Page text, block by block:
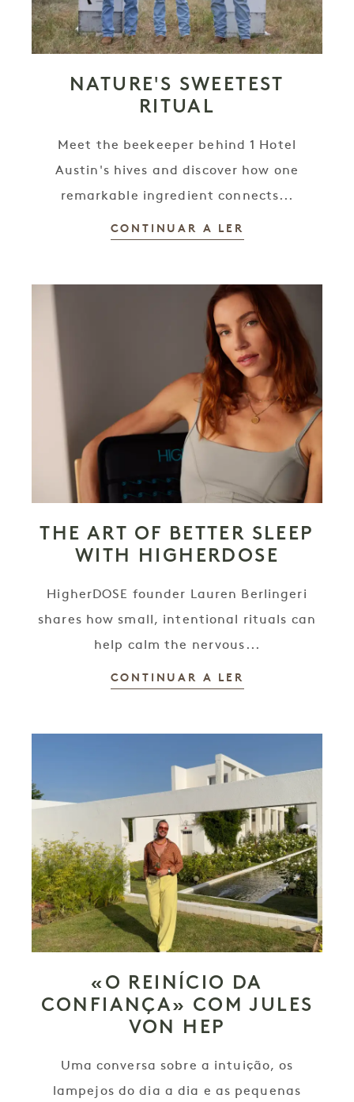
NATURE'S SWEETEST
RITUAL
Meet the beekeeper behind 1 Hotel
Austin's hives and discover how one
remarkable ingredient connects...
CONTINUAR A LER
THE ART OF BETTER SLEEP
WITH HIGHERDOSE
HigherDOSE founder Lauren Berlingeri
shares how small, intentional rituals can
help calm the nervous...
CONTINUAR A LER
«O REINÍCIO DA
CONFIANÇA» COM JULES
VON HEP
Uma conversa sobre a intuição, os
lampejos do dia a dia e as pequenas